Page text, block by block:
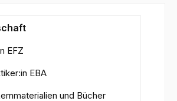
EFZ
EBA
und Bücher